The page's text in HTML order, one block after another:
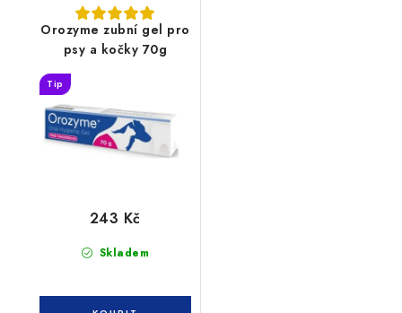
Orozyme zubní gel pro
psy a kočky 70g
Tip
Skladem
243 Kč